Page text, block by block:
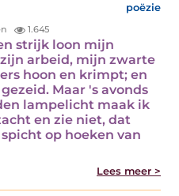
poëzie
1.645
strijk loon mijn
arbeid, mijn zwarte
hoon en krimpt; en
Maar 's avonds
lampelicht maak ik
en zie niet, dat
op hoeken van
Lees meer >